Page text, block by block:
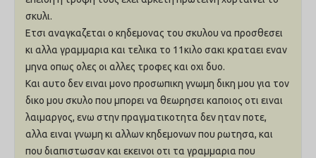
Φρέσκα Ολόκληρα Μήλα, Φρέσκα Ολόκληρα Αχλάδια,
Αποξηραμένη Ρίζα Πικραλίδας, Φρέσκο Kale, Φρέσκο Σπανάκι,
Φρέσκα Φύλλα Παντζαριού, Φρέσκα Φύλλα Γογγυλιού,
Ολόκληρα Κράνμπερι, Ολόκληρα Μύρτιλα, Ολόκληρα Μούρα
Saskatoon, Κουρκουμάς, Γαϊδουράγκαθο, Ρίζα Λάππας,
Λεβάντα, Ρίζα Μολόχας, Καρποί Τριανταφυλλιάς.
ΠΡΟΣΘΕΤΑ (ανά kg): Τεχνολογικά πρόσθετα: Εκχύλισμα
τοκοφερόλης από φυτικά έλαια: 121mg, Κιτρικό οξύ: 40mg.
Αισθητήρια πρόσθετα: Εκχύλισμα δενδρολίβανου: 80mg.
Θρεπτικά πρόσθετα: 3b606 (Ψευδάργυρος: 75mg), 3b406
(Χαλκός: 11mg), 3a821 Βιταμίνη B1: 9,8mg, 3a700 Βιταμίνη E:
200 IU. Ζωοτεχνικά πρόσθετα: 4b1707 Enterococcus faecium
NCIMB 10415 2,2×10^6 CFU.
σκυλι.
Ετσι αναγκαζεται ο κηδεμονας του σκυλου να προσθεσει
κι αλλα γραμμαρια και τελικα το 11κιλο σακι κραταει εναν
μηνα οπως ολες οι αλλες τροφες και οχι δυο.
Και αυτο δεν ειναι μονο προσωπικη γνωμη δικη μου για τον
δικο μου σκυλο που μπορει να θεωρησει καποιος οτι ειναι
λαιμαργος, ενω στην πραγματικοτητα δεν ηταν ποτε,
αλλα ειναι γνωμη κι αλλων κηδεμονων που ρωτησα, και
που διαπιστωσαν και εκεινοι οτι τα γραμμαρια που